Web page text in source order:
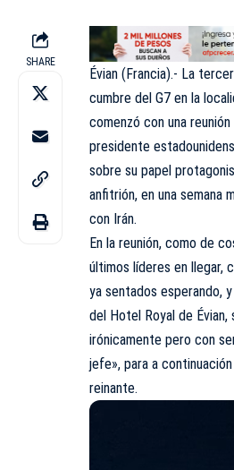
SHARE
Évian (Francia).- La
cumbre del G7 en la
comenzó con una
presidente
sobre su papel
anfitrión, en una semana
con Irán.
En la reunión, como de
últimos líderes en llegar,
ya sentados esperando,
del Hotel Royal de
irónicamente pero con
jefe», para a
reinante.